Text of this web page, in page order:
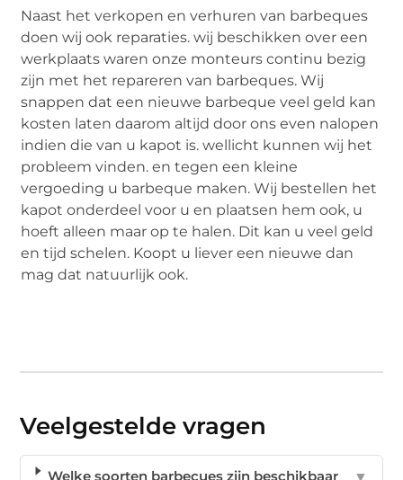
Naast het verkopen en verhuren van barbeques
doen wij ook reparaties. wij beschikken over een
werkplaats waren onze monteurs continu bezig
zijn met het repareren van barbeques. Wij
snappen dat een nieuwe barbeque veel geld kan
kosten laten daarom altijd door ons even nalopen
indien die van u kapot is. wellicht kunnen wij het
probleem vinden. en tegen een kleine
vergoeding u barbeque maken. Wij bestellen het
kapot onderdeel voor u en plaatsen hem ook, u
hoeft alleen maar op te halen. Dit kan u veel geld
en tijd schelen. Koopt u liever een nieuwe dan
mag dat natuurlijk ook.
Veelgestelde vragen
Welke soorten barbecues zijn beschikbaar